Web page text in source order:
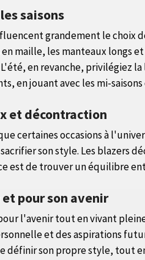
saisons
grandement le choix
maille, les manteaux longs
en revanche, privilégiez
en jouant avec les mi-
et décontraction
certaines occasions à
son style. Les blazers
est de trouver un équilibre
pour son avenir
l'avenir tout en vivant
et des aspirations
définir son propre style, tout